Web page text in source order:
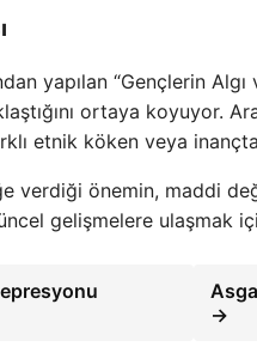
yapılan “Gençlerin Algı
ortaya koyuyor.
etnik köken veya
verdiği önemin, maddi
gelişmelere
→